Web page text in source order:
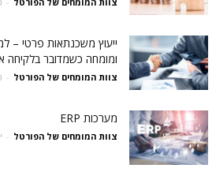
ייעוץ משכנתאות פרטי –
ומומחה כשמדובר בלקיחה
צוות המומחים של הפורטל -
מערכות ERP
צוות המומחים של הפורטל -